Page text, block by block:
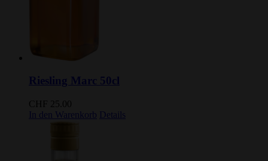
Riesling Marc 50cl
CHF
25.00
In den Warenkorb Details